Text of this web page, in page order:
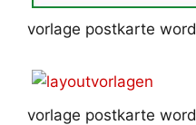
vorlage postkarte word
vorlage postkarte word